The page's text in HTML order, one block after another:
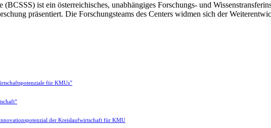
ist ein österreichisches, unabhängiges Forschungs- und
präsentiert. Die Forschungsteams des Centers widmen sich der
für KMUs”
der Kreislaufwirtschaft für KMU